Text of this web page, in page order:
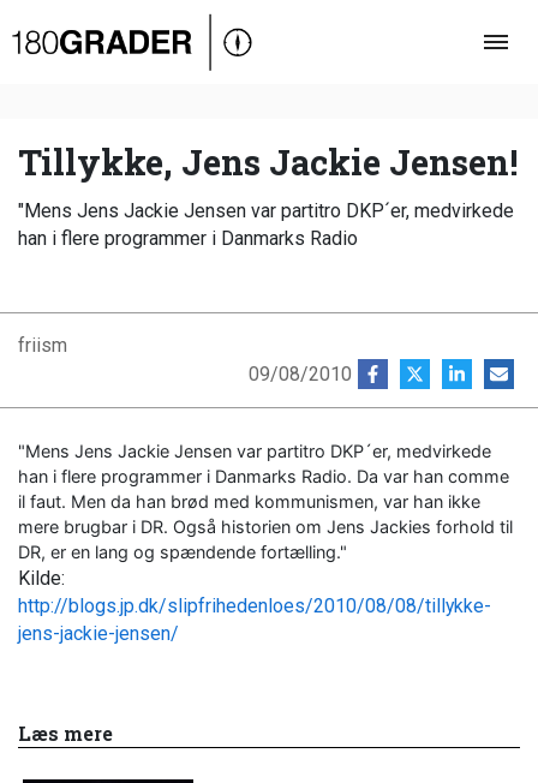
Oversigt
Debat
Video
Tillykke, Jens Jackie Jensen!
"Mens Jens Jackie Jensen var partitro DKP´er, medvirkede
han i flere programmer i Danmarks Radio
friism
09/08/2010
"Mens Jens Jackie Jensen var partitro DKP´er, medvirkede
han i flere programmer i Danmarks Radio. Da var han comme
il faut. Men da han brød med kommunismen, var han ikke
mere brugbar i DR. Også historien om Jens Jackies forhold til
DR, er en lang og spændende fortælling."
Kilde:
http://blogs.jp.dk/slipfrihedenloes/2010/08/08/tillykke-
jens-jackie-jensen/
Læs mere